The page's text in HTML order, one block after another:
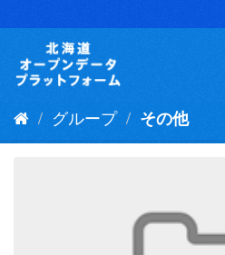
キ
グループ その他